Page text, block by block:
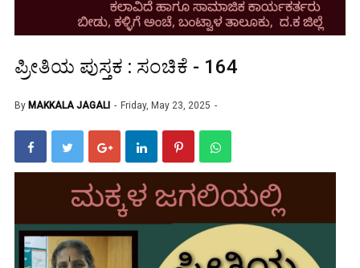
ಪ್ರೀತಿಯ ಪುಸ್ತಕ : ಸಂಚಿಕೆ - 164
By MAKKALA JAGALI Friday, May 23, 2025